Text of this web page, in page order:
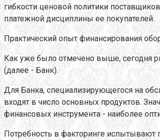
гибкости ценовой политики
платежной дисциплины ее покупателей.
Практический опыт финансирования
Как уже было отмечено выше, сегодня
(далее - Банк).
Для Банка, специализирующегося на
входят в число основных продуктов.
финансовых инструмента - наиболее
Потребность в факторинге испытывают